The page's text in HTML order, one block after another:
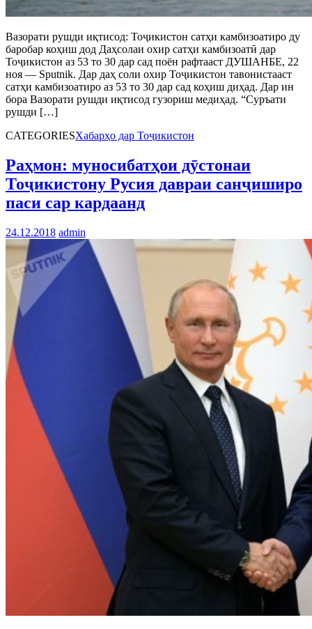
Вазорати рушди иқтисод: Тоҷикистон сатҳи камбизоатиро ду
баробар коҳиш дод Даҳсолаи охир сатҳи камбизоатӣ дар
Тоҷикистон аз 53 то 30 дар сад поён рафтааст ДУШАНБЕ, 22
ноя — Sputnik. Дар даҳ соли охир Тоҷикистон тавонистааст
сатҳи камбизоатиро аз 53 то 30 дар сад коҳиш диҳад. Дар ин
бора Вазорати рушди иқтисод гузориш медиҳад. “Суръати
рушди […]
CATEGORIESХабарҳо дар Тоҷикистон
Раҳмон: муносибатҳои дӯстонаи
Тоҷикистону Русия давраи санҷиширо
паси сар кардаанд
24.12.2018 admin